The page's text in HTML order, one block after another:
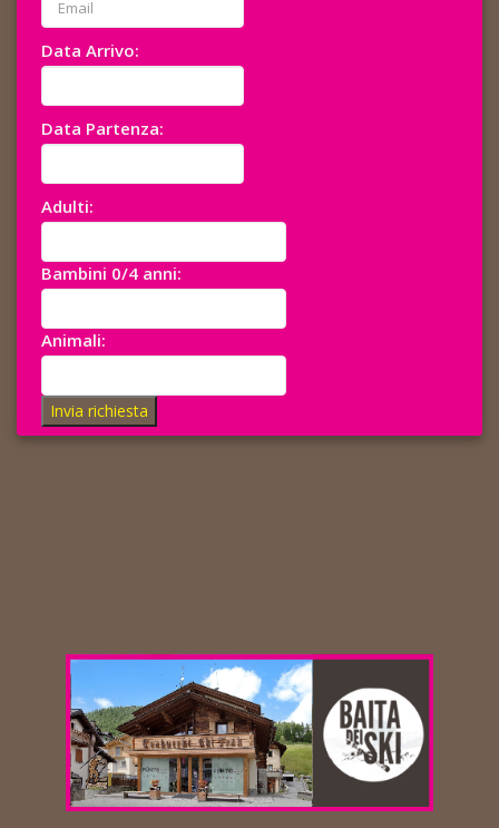
Data Arrivo:
Data Partenza:
Adulti:
Bambini 0/4 anni:
Animali:
Invia richiesta